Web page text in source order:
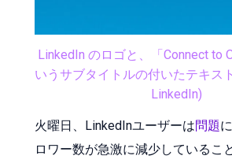
LinkedIn のロゴと、「Connect to
いうサブタイトルの付いたテキス
LinkedIn)
火曜日、LinkedInユーザーは問題
ロワー数が急激に減少しているこ